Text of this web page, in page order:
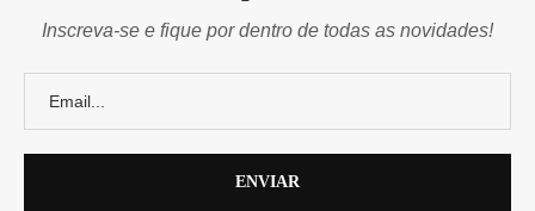
Inscreva-se e fique por dentro de todas as novidades!